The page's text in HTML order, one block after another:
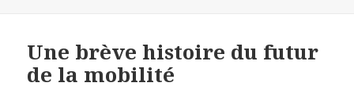
Une brève histoire du futur
de la mobilité